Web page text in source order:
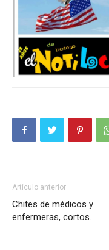
Artículo anterior
Chites de médicos y
enfermeras, cortos.